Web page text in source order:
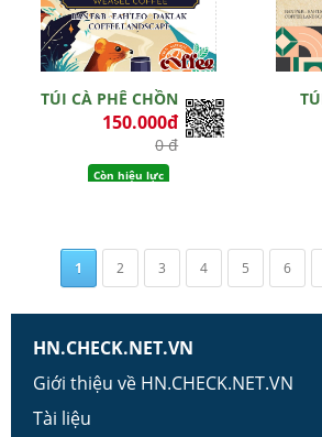
TÚI CÀ PHÊ CHỒN
150.000đ
0 đ
Còn hiệu lực
1 2 3 4 5 6
HN.CHECK.NET.VN
Giới thiệu về HN.CHECK.NET.VN
Tài liệu